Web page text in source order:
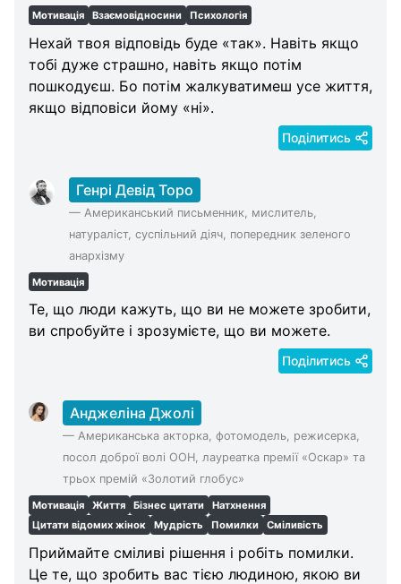
Мотивація Взаємовідносини Психологія
Нехай твоя відповідь буде «так». Навіть якщо
тобі дуже страшно, навіть якщо потім
пошкодуєш. Бо потім жалкуватимеш усе життя,
якщо відповіси йому «ні».
Поділитись
Генрі Девід Торо
— Американський письменник, мислитель,
натураліст, суспільний діяч, попередник зеленого
анархізму
Мотивація
Те, що люди кажуть, що ви не можете зробити,
ви спробуйте і зрозумієте, що ви можете.
Поділитись
Анджеліна Джолі
— Американська акторка, фотомодель, режисерка,
посол доброї волі ООН, лауреатка премії «Оскар» та
трьох премій «Золотий глобус»
Мотивація Життя Бізнес цитати
Натхнення
Цитати відомих жінок
Мудрість Помилки Сміливість
Приймайте сміливі рішення і робіть помилки.
Це те, що зробить вас тією людиною, якою ви